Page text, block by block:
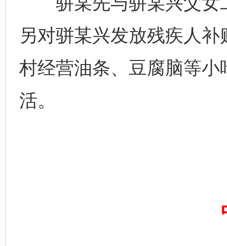
另对骈某兴发放残疾人
村经营油条、豆腐脑等
活。